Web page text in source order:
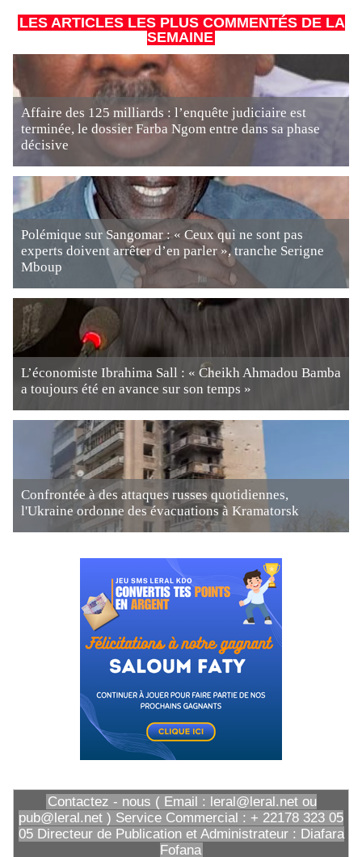
LES ARTICLES LES PLUS COMMENTÉS DE LA
SEMAINE
Affaire des 125 milliards : l’enquête judiciaire est
terminée, le dossier Farba Ngom entre dans sa phase
décisive
Polémique sur Sangomar : « Ceux qui ne sont pas
experts doivent arrêter d’en parler », tranche Serigne
Mboup
L’économiste Ibrahima Sall : « Cheikh Ahmadou Bamba
a toujours été en avance sur son temps »
Confrontée à des attaques russes quotidiennes,
l'Ukraine ordonne des évacuations à Kramatorsk
Contactez - nous ( Email : leral@leral.net ou
pub@leral.net ) Service Commercial : + 22178 323 05
05 Directeur de Publication et Administrateur : Diafara
Fofana